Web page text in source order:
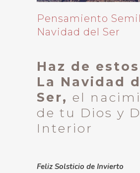
Pensamiento
Navidad del Ser
Haz de
La Navidad
Ser, el
de tu Dios y
Interior
Feliz Solsticio de Invierto